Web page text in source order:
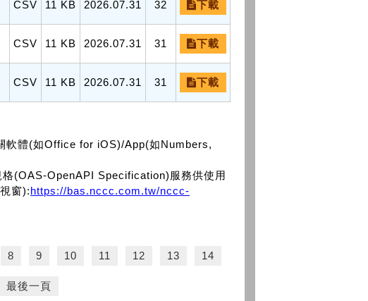
CSV 11 KB 2026.07.31 32 下載
CSV 11 KB 2026.07.31 31 下載
CSV 11 KB 2026.07.31 31 下載
軟體(如Office for iOS)/App(如Numbers,
(OAS-OpenAPI Specification)服務供使用
窗):https://bas.nccc.com.tw/nccc-
8 9 10 11 12 13 14
最後一頁